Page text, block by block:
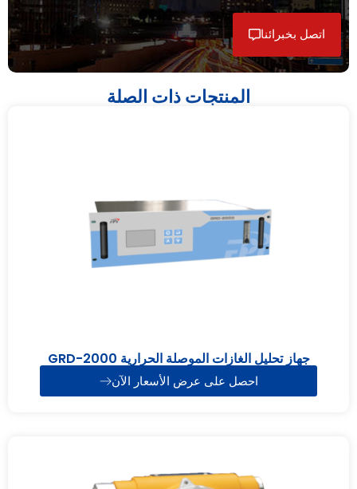
اتصل بخبرائنا
المنتجات ذات الصلة
جهاز تحليل الغازات الموصلة الحرارية GRD-2000
احصل على عرض الأسعار الآن